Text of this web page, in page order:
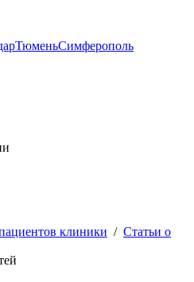
ТюменьСимферополь
клиники / Статьи о